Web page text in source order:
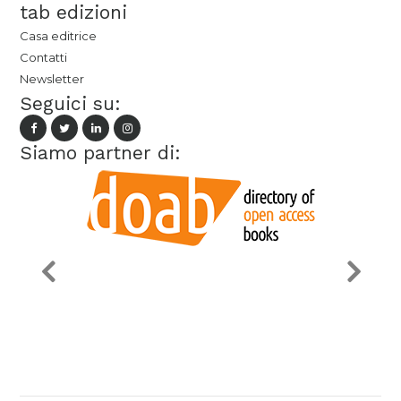
tab edizioni
Casa editrice
Contatti
Newsletter
Seguici su:
Siamo partner di: